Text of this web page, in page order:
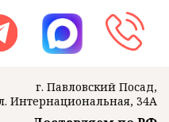
Заказать
по РФ